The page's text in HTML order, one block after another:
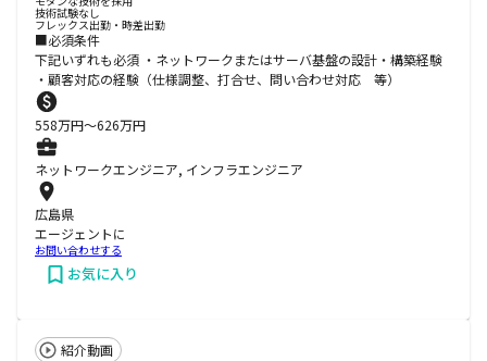
技術試験なし
フレックス出勤・時差出勤
■必須条件
下記いずれも必須 ・ネットワークまたはサーバ基盤の設計・構築経験
・顧客対応の経験（仕様調整、打合せ、問い合わせ対応 等）
558万円〜626万円
ネットワークエンジニア, インフラエンジニア
広島県
エージェントに
お問い合わせする
お気に入り
紹介動画